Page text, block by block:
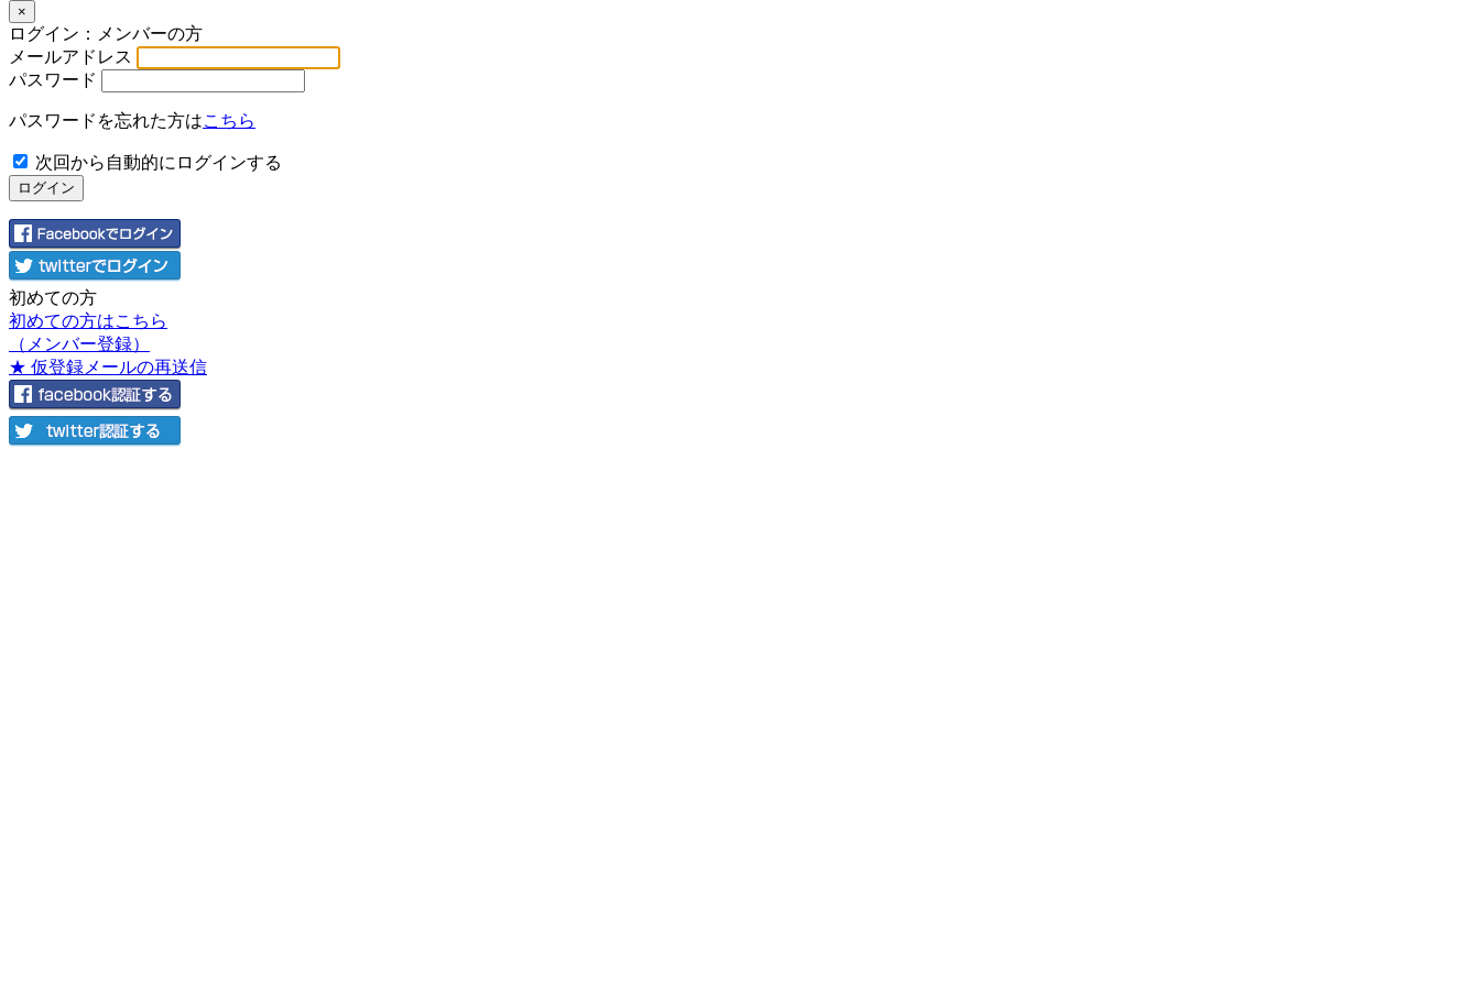
×
ログイン：メンバーの方
メールアドレス
パスワード
パスワードを忘れた方はこちら
次回から自動的にログインする
初めての方
初めての方はこちら
（メンバー登録）
★ 仮登録メールの再送信